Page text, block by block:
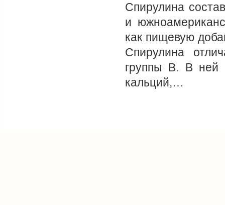
Спирулина
и
как пищевую
Спирулина
группы В. В ней
кальций,…